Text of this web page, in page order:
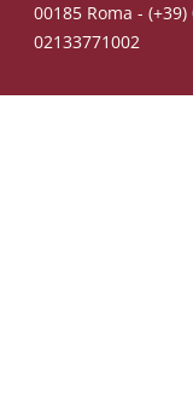
00185 Roma -
02133771002